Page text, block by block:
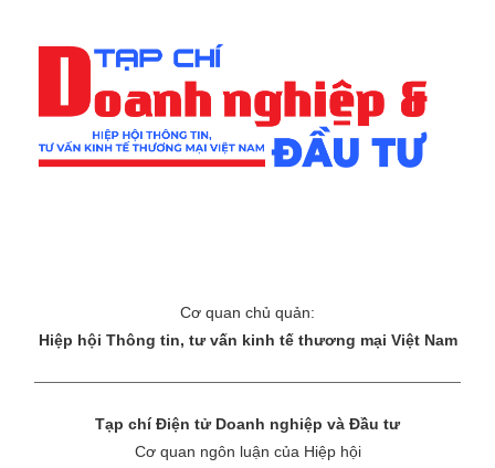
Cơ quan chủ quản:
Hiệp hội Thông tin, tư vấn kinh tế thương mại Việt Nam
Tạp chí Điện tử Doanh nghiệp và Đầu tư
Cơ quan ngôn luận của Hiệp hội